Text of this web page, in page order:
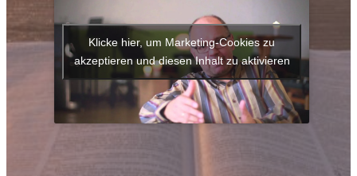
Klicke hier, um Marketing-Cookies zu
akzeptieren und diesen Inhalt zu aktivieren